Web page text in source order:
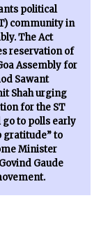
political
community in
The Act
reservation of
Assembly for
Sawant
Shah urging
for the ST
to polls early
gratitude” to
Minister
Gaude